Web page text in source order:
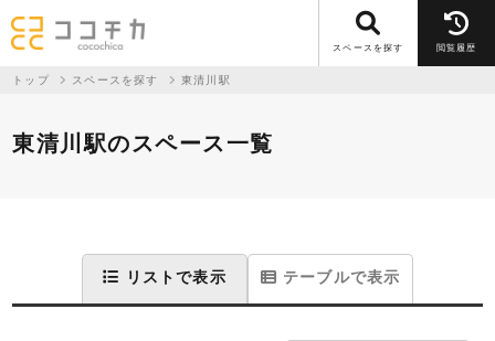
スペースを探す 閲覧履歴
トップ スペースを探す 東清川駅
東清川駅のスペース一覧
リストで表示 テーブルで表示